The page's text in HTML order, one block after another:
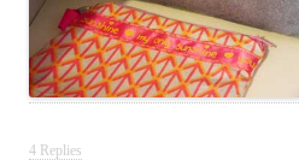
4 Replies